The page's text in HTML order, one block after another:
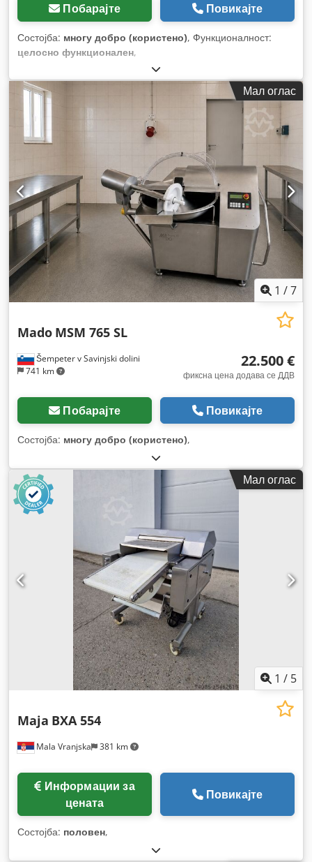
Побарајте Повикајте
Состојба: многу добро (користено), Функционалност:
целосно функционален,
Мал оглас
1 /7
Šempeter v Savinjski dolini
741 km
Mado MSM 765 SL
22.500 €
фиксна цена додава се ДДВ
Побарајте Повикајте
Состојба: многу добро (користено),
Мал оглас
1 / 5
Mala Vranjska 381 km
Maja BXA 554
цената
Повикајте
Состојба: половен,